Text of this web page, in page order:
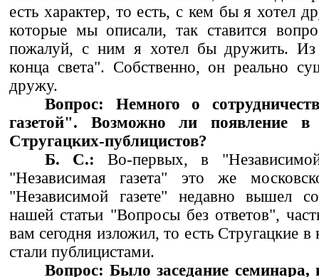
есть характер, то есть, с кем бы я хотел
которые мы описали, так ставится
пожалуй, с ним я хотел бы дружить.
конца света". Собственно, он реально
дружу.
Вопрос: Немного о
газетой". Возможно ли появление
Стругацких-публицистов?
Б. С.: Во-первых, в
"Независимая газета" это же
"Независимой газете" недавно вышел
нашей статьи "Вопросы без ответов",
вам сегодня изложил, то есть Стругацкие
стали публицистами.
Вопрос: Было заседание семинара,